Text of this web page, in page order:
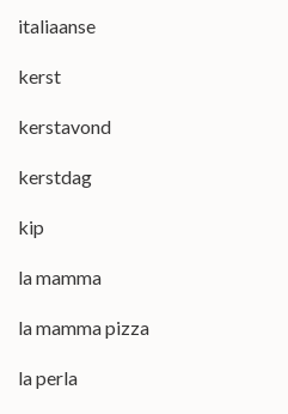
italiaanse
kerst
kerstavond
kerstdag
kip
la mamma
la mamma pizza
la perla